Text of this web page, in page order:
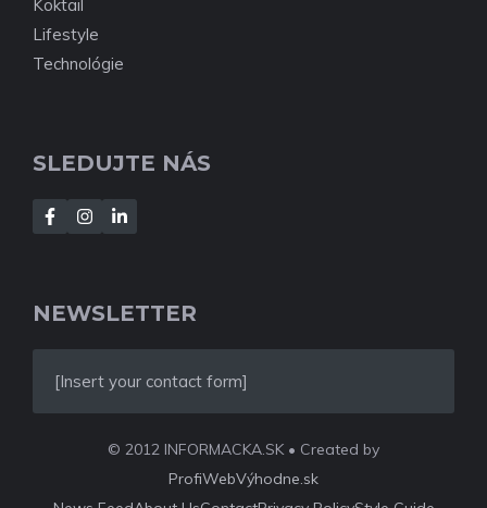
Koktail
Lifestyle
Technológie
SLEDUJTE NÁS
NEWSLETTER
[Insert your contact form]
© 2012 INFORMACKA.SK • Created by
ProfiWebVýhodne.sk